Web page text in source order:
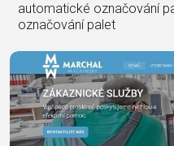
automatické označování
označování palet